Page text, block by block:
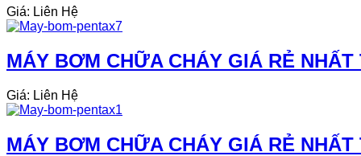
Giá: Liên Hệ
MÁY BƠM CHỮA CHÁY GIÁ RẺ
Giá: Liên Hệ
MÁY BƠM CHỮA CHÁY GIÁ RẺ NHẤT